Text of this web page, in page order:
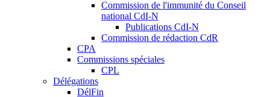
Commission de l'immunité du Conseil
national CdI-N
Publications CdI-N
Commission de rédaction CdR
CPA
Commissions spéciales
CPL
Délégations
DélFin